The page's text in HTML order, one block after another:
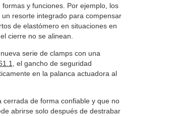
y funciones. Por ejemplo, los
resorte integrado para compensar
de elastómero en situaciones en
cierre no se alinean.
serie de clamps con una
, el gancho de seguridad
en la palanca actuadora al
de forma confiable y que no
abrirse solo después de destrabar